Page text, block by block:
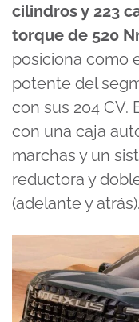
cilindros y 223
torque de 520
posiciona como
potente del
con sus 204 CV.
con una caja
marchas y un
reductora y
(adelante y atrás).